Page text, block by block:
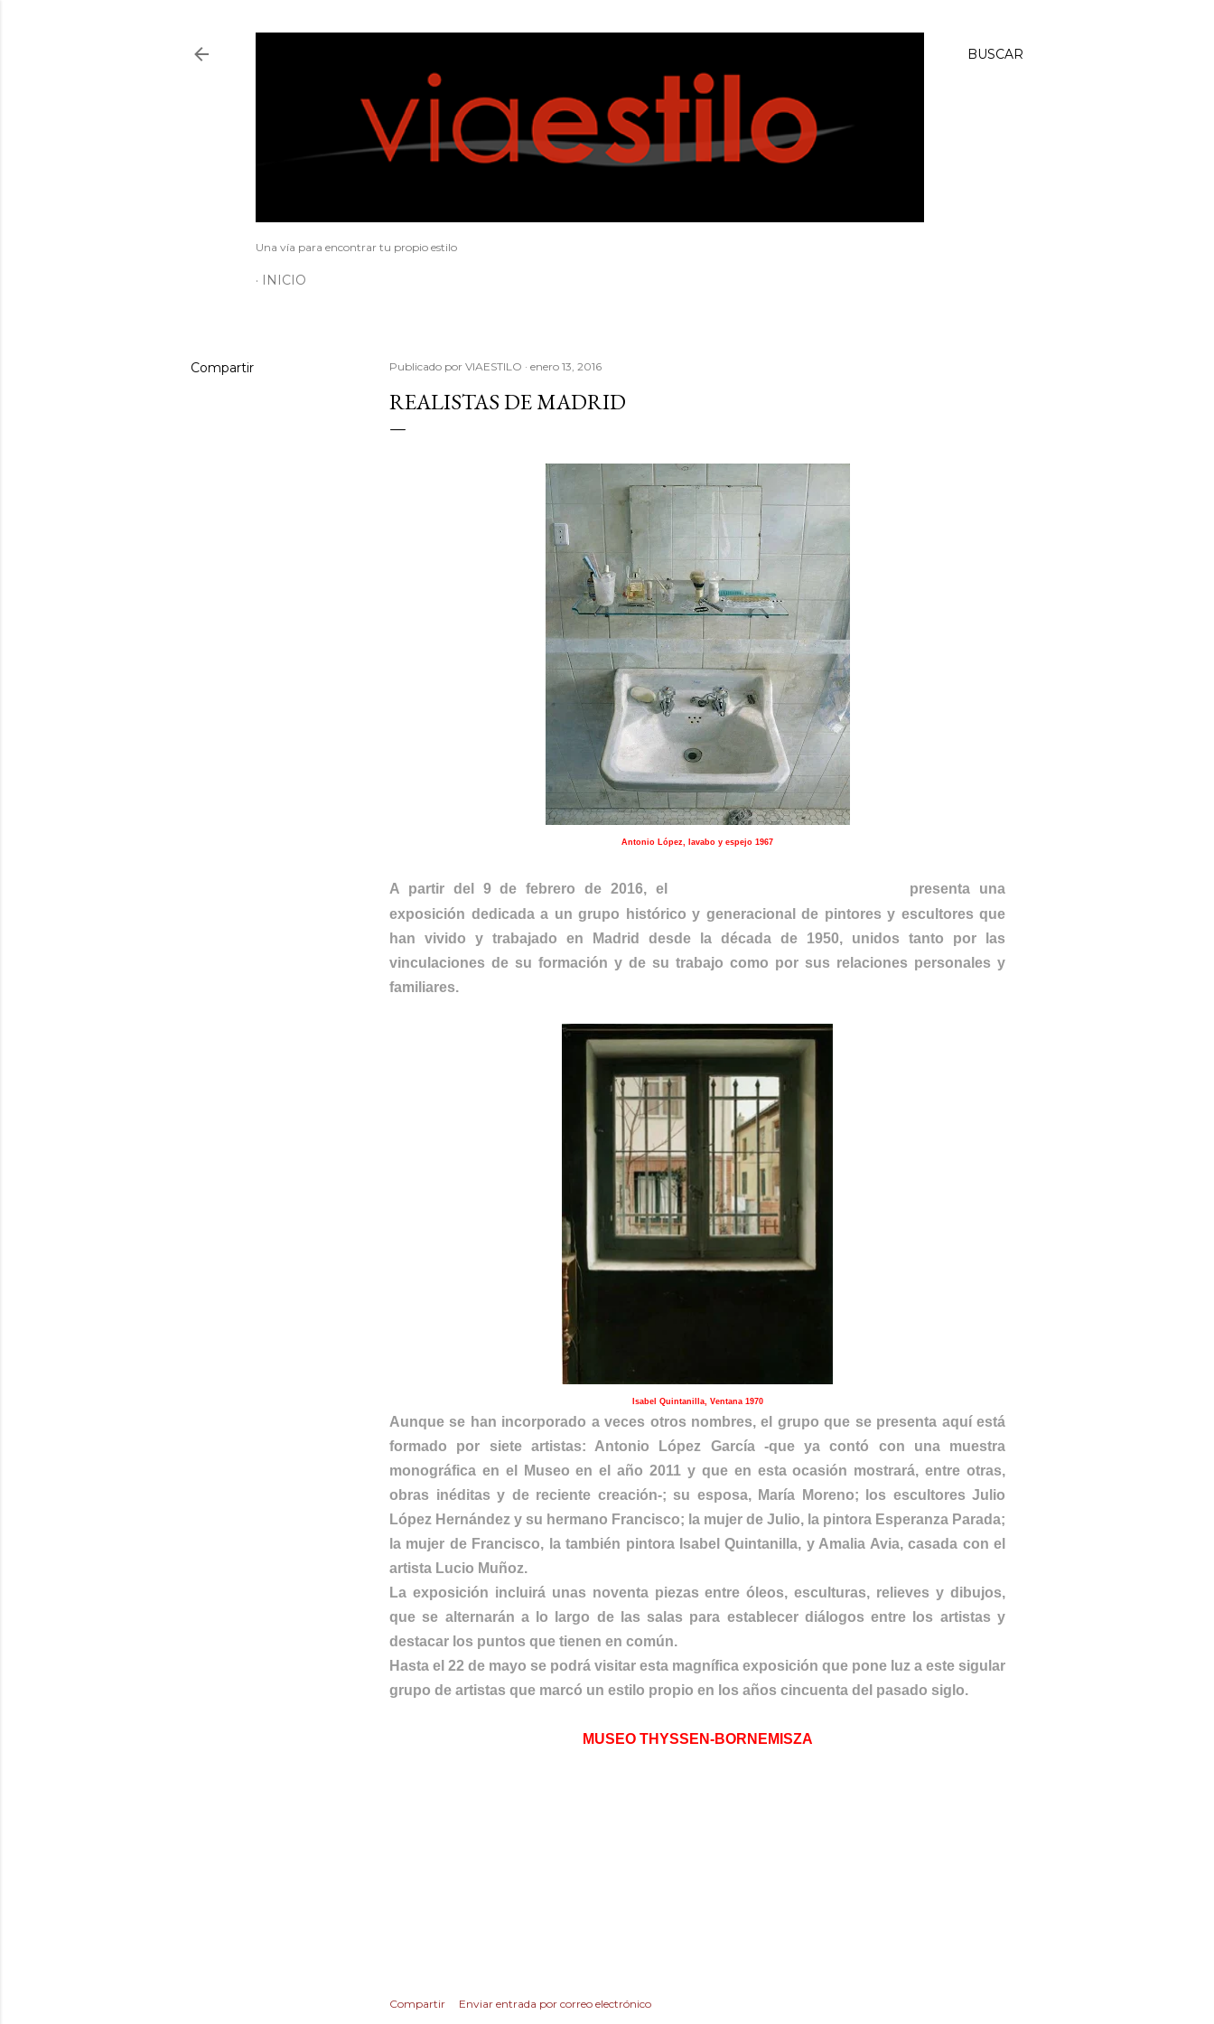
BUSCAR
Una vía para encontrar tu propio estilo
INICIO
Compartir Publicado por VIAESTILO enero 13, 2016
REALISTAS DE MADRID
Antonio López, lavabo y espejo 1967
A partir del 9 de febrero de 2016, el
presenta una
exposición dedicada a un grupo histórico y generacional de pintores y escultores que
han vivido y trabajado en Madrid desde la década de 1950, unidos tanto por las
vinculaciones de su formación y de su trabajo como por sus relaciones personales y
familiares.
Isabel Quintanilla, Ventana 1970
Aunque se han incorporado a veces otros nombres, el grupo que se presenta aquí está
formado por siete artistas: Antonio López García -que ya contó con una muestra
monográfica en el Museo en el año 2011 y que en esta ocasión mostrará, entre otras,
obras inéditas y de reciente creación-; su esposa, María Moreno; los escultores Julio
López Hernández y su hermano Francisco; la mujer de Julio, la pintora Esperanza Parada;
la mujer de Francisco, la también pintora Isabel Quintanilla, y Amalia Avia, casada con el
artista Lucio Muñoz.
La exposición incluirá unas noventa piezas entre óleos, esculturas, relieves y dibujos,
que se alternarán a lo largo de las salas para establecer diálogos entre los artistas y
destacar los puntos que tienen en común.
Hasta el 22 de mayo se podrá visitar esta magnífica exposición que pone luz a este sigular
grupo de artistas que marcó un estilo propio en los años cincuenta del pasado siglo.
MUSEO THYSSEN-BORNEMISZA
Compartir Enviar entrada por correo electrónico